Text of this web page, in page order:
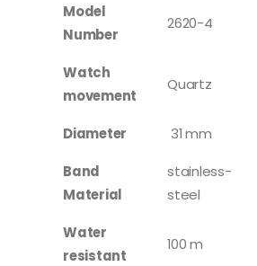
Model
Number
2620-4
Watch
movement
Quartz
Diameter
31 mm
Band
Material
stainless-
steel
Water
resistant
100 m